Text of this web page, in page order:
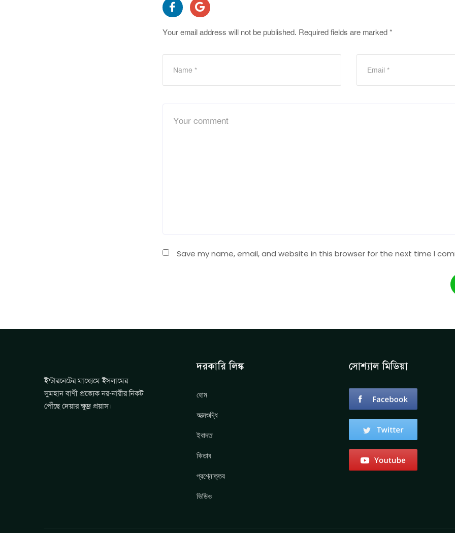
Your email address will not be published. Required fields are marked *
Save my name, email, and website in this browser for the next time I
ইন্টারনেটের মাধ্যেমে ইসলামের
সুমহান বাণী প্রত্যেক নর-নারীর নিকট
পৌঁছে দেয়ার ক্ষুদ্র প্রয়াস।
দরকারি লিঙ্ক
হোম
আত্মশুদ্ধি
ইবাদত
কিতাব
প্রশ্নোত্তর
ভিডিও
সোশ্যাল মিডিয়া